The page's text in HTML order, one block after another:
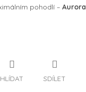
pohodlí – Aurora
HLÍDAT SDÍLET